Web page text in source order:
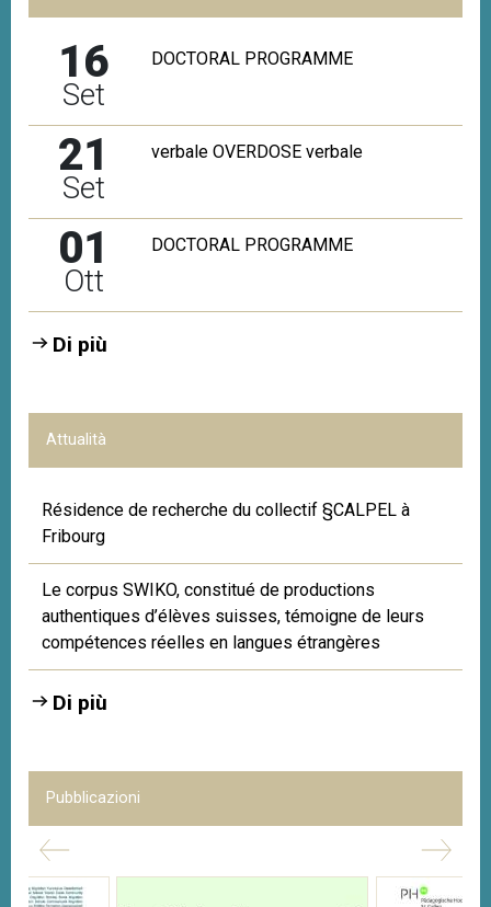
16
Set
DOCTORAL PROGRAMME
21
Set
verbale OVERDOSE verbale
01
Ott
DOCTORAL PROGRAMME
Di più
Attualità
Résidence de recherche du collectif §CALPEL à
Fribourg
Le corpus SWIKO, constitué de productions
authentiques d’élèves suisses, témoigne de leurs
compétences réelles en langues étrangères
Di più
Pubblicazioni